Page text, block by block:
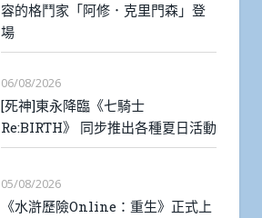
容的格鬥家「阿修．克里門森」登
場
06/08/2026
[死神]東永降臨《七騎士
Re:BIRTH》 同步推出各種夏日活動
05/08/2026
《水滸歷險Online：重生》正式上